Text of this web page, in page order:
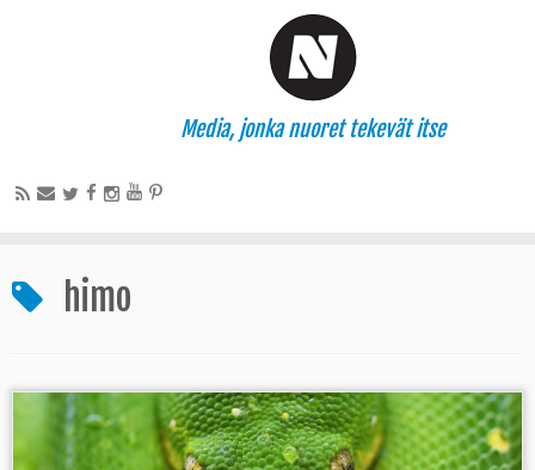
Media, jonka nuoret tekevät itse
himo